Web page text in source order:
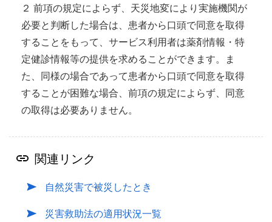
２ 前項の規定によらず、天災地変により実施機関が
必要と判断した場合は、患者から口頭で同意を取得
することをもって、サービス利用者は薬剤情報・特
定健診情報等の提供を求めることができます。ま
た、同様の場合であって患者から口頭で同意を取得
することが困難な場合、前項の規定によらず、同意
の取得は必要ありません。
関連リンク
自然災害で被災したとき
災害救助法の適用状況一覧